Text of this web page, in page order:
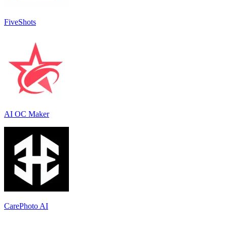
FiveShots
AI OC Maker
CarePhoto AI